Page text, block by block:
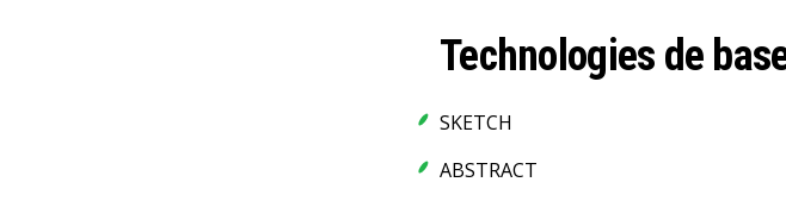
Technologies de
SKETCH
ABSTRACT